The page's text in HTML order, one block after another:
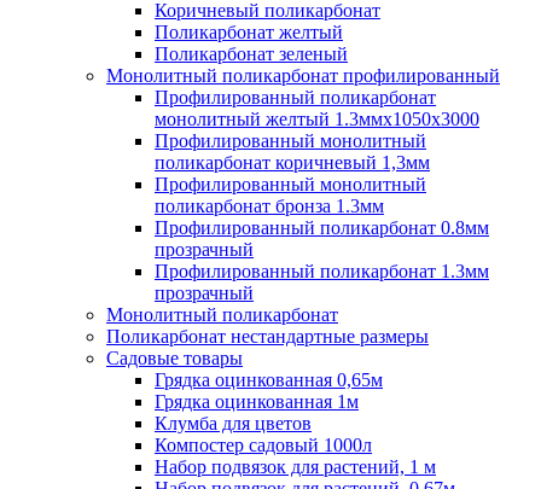
Коричневый поликарбонат
Поликарбонат желтый
Поликарбонат зеленый
Монолитный поликарбонат профилированный
Профилированный поликарбонат
монолитный желтый 1.3ммх1050х3000
Профилированный монолитный
поликарбонат коричневый 1,3мм
Профилированный монолитный
поликарбонат бронза 1.3мм
Профилированный поликарбонат 0.8мм
прозрачный
Профилированный поликарбонат 1.3мм
прозрачный
Монолитный поликарбонат
Поликарбонат нестандартные размеры
Садовые товары
Грядка оцинкованная 0,65м
Грядка оцинкованная 1м
Клумба для цветов
Компостер садовый 1000л
Набор подвязок для растений, 1 м